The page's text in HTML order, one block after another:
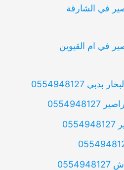
في الشارقة
في ام القيوين
0554948127